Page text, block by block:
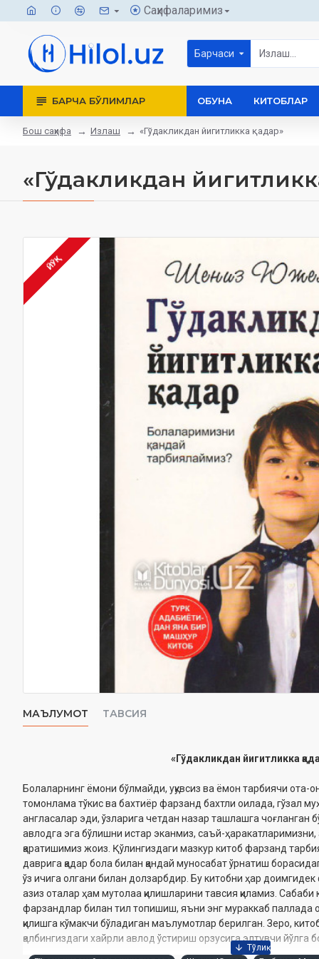
Саҳифаларимиз
Барчаси
БАРЧА БЎЛИМЛАР ОБУНА КИТОБЛАР
Бош саҳифа Излаш «Гўдакликдан йигитликка қадар»
«Гўдакликдан
ЙЎҚ
МАЪЛУМОТ ТАВСИЯ
«Гўдакликдан йигитликка
Болаларнинг ёмони бўлмайди, уқувсиз ва ёмон тарбиячи ота-
томонлама тўкис ва бахтиёр фарзанд бахтли оилада, гўзал
англасалар эди, ўзларига четдан назар ташлашга
авлодга эга бўлишни истар эканмиз, саъй-
қаратишимиз жоиз. Қўлингиздаги мазкур китоб фарзанд
даврига қадар бола билан қандай муносабат ўрнатиш
ўз ичига олгани билан долзарбдир. Бу китобни ҳар доимгидек
азиз оталар ҳам мутолаа қилишларини тавсия қиламиз.
фарзандлар билан тил топишиш, яъни энг мураккаб паллада
қилишга кўмакчи бўладиган маълумотлар берилган. Зеро,
қалбингиздаги хайрли авлод ўстириш орзусига элтувчи йўлга